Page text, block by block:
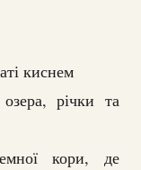
киснем
річки та
кори, де